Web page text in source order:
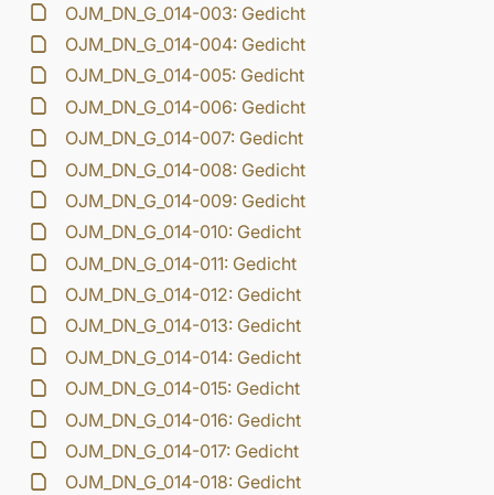
OJM_DN_G_014-003: Gedicht
OJM_DN_G_014-004: Gedicht
OJM_DN_G_014-005: Gedicht
OJM_DN_G_014-006: Gedicht
OJM_DN_G_014-007: Gedicht
OJM_DN_G_014-008: Gedicht
OJM_DN_G_014-009: Gedicht
OJM_DN_G_014-010: Gedicht
OJM_DN_G_014-011: Gedicht
OJM_DN_G_014-012: Gedicht
OJM_DN_G_014-013: Gedicht
OJM_DN_G_014-014: Gedicht
OJM_DN_G_014-015: Gedicht
OJM_DN_G_014-016: Gedicht
OJM_DN_G_014-017: Gedicht
OJM_DN_G_014-018: Gedicht